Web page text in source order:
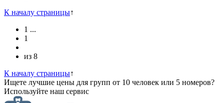
К началу страницы↑
1 ...
1
из 8
К началу страницы↑
Ищете лучшие цены для групп от 10 человек или 5 номеров?
Используйте наш сервис